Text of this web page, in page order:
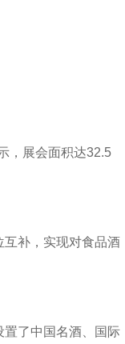
，展会面积达32.5
互补，实现对食品酒
置了中国名酒、国际